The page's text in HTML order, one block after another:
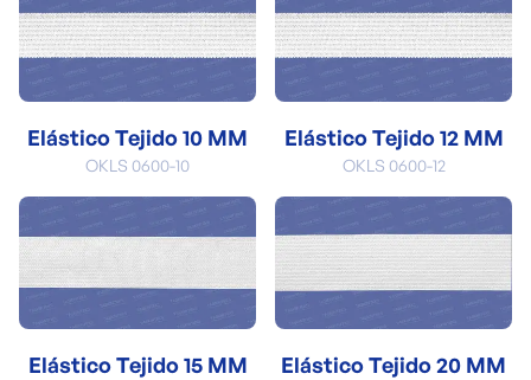
Elástico Tejido 10 MM
OKLS 0600-10
Elástico Tejido 12 MM
OKLS 0600-12
Elástico Tejido 15 MM Elástico Tejido 20 MM